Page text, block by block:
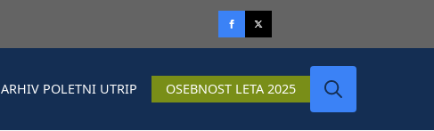
ARHIV POLETNI UTRIP OSEBNOST LETA 2025